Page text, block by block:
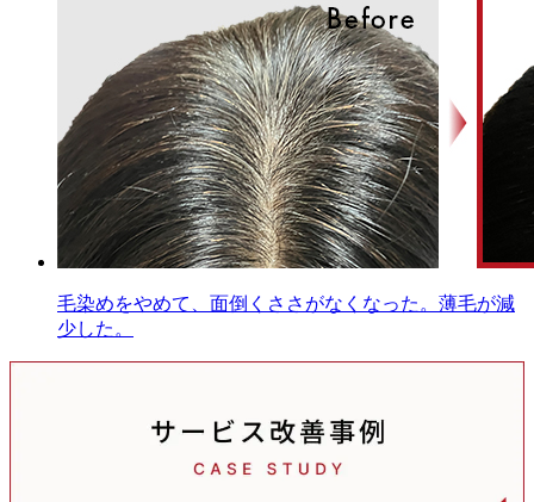
毛染めをやめて、面倒くささがなくなった。薄毛が減
少した。